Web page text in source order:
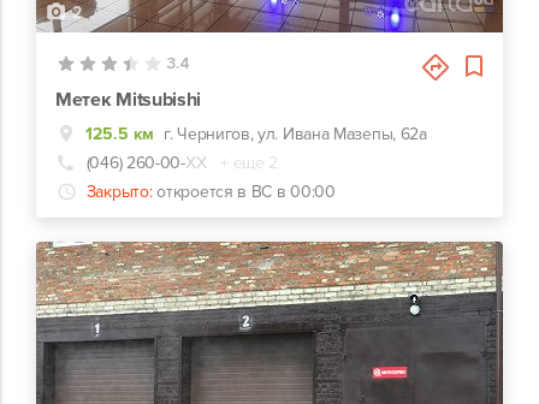
2
3.4
Метек Mitsubishi
125.5 км г. Чернигов, ул. Ивана Мазепы, 62а
(046) 260-00-ХХ
+ еще 2
Закрыто: откроется в ВС в 00:00